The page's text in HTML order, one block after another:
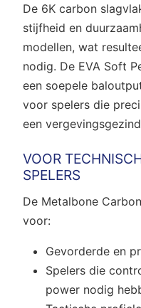
De 6K carbon
stijfheid en
modellen, wat
nodig. De EVA Soft
een soepele
voor spelers die
een
VOOR
SPELERS
De Metalbone
voor:
Gevorderde en
Spelers die
power nodig